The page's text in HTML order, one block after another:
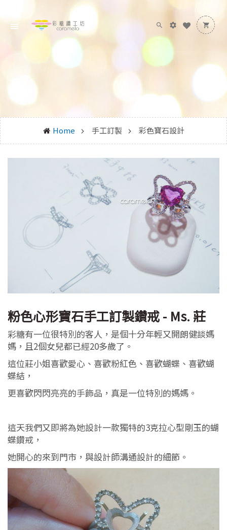
Home 手工訂製 彩色寶石設計
粉色心形寶石手工訂製鑽戒 - Ms. 莊
彩糖有一位很特別的客人，是個十分年輕又開朗健談媽
媽，且2個女兒都已經20多歲了。
這位莊小姐喜歡愛心、喜歡粉紅色、喜歡蝴蝶、喜歡蝴
蝶結，
更喜歡閃閃亮亮的手飾品，真是一位特別的媽媽。
這天我們又即將為她設計一款獨特的3克拉心型剛玉的蝴
蝶鑽戒，
她開心的來到門市，與設計師溝通設計的細節。